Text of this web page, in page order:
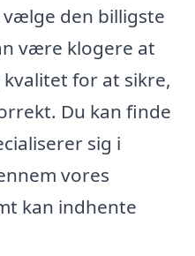
den billigste
være klogere at
for at sikre,
Du kan finde
sig i
vores
kan indhente